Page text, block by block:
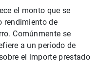
el monto que se
rendimiento de
Comúnmente se
a un período de
el importe prestado